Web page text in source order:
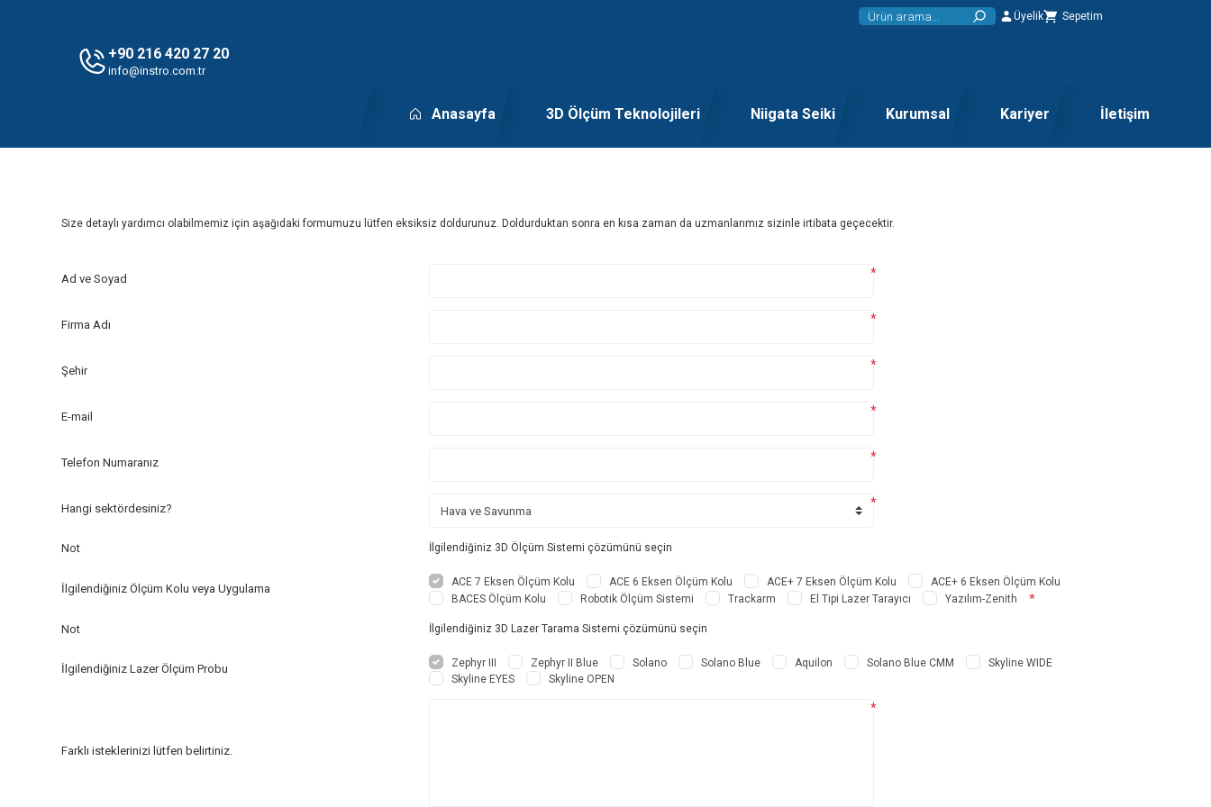
Üyelik Sepetim
+90 216 420 27 20
info@instro.com.tr
Anasayfa 3D Ölçüm Teknolojileri Niigata Seiki Kurumsal Kariyer İletişim
Size detaylı yardımcı olabilmemiz için aşağıdaki formumuzu lütfen eksiksiz doldurunuz. Doldurduktan sonra en kısa zaman da uzmanlarımız sizinle irtibata geçecektir.
Ad ve Soyad *
Firma Adı *
Şehir *
E-mail *
Telefon Numaranız *
Hangi sektördesiniz? *
Not İlgilendiğiniz 3D Ölçüm Sistemi çözümünü seçin
İlgilendiğiniz Ölçüm Kolu veya Uygulama
ACE 7 Eksen Ölçüm Kolu ACE 6 Eksen Ölçüm Kolu ACE+ 7 Eksen Ölçüm Kolu
ACE+ 6 Eksen Ölçüm Kolu
BACES Ölçüm Kolu
Robotik Ölçüm Sistemi Trackarm El Tipi Lazer Tarayıcı Yazılım-Zenith *
Not İlgilendiğiniz 3D Lazer Tarama Sistemi çözümünü seçin
İlgilendiğiniz Lazer Ölçüm Probu Zephyr III Zephyr II Blue Solano Solano Blue Aquilon Solano Blue CMM
Skyline WIDE
Skyline EYES
Skyline OPEN
Farklı isteklerinizi lütfen belirtiniz.
*